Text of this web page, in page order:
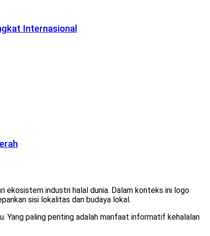
Internasional
ekosistem industri halal dunia. Dalam konteks ini logo
sisi lokalitas dan budaya lokal.
Yang paling penting adalah manfaat informatif kehalalan